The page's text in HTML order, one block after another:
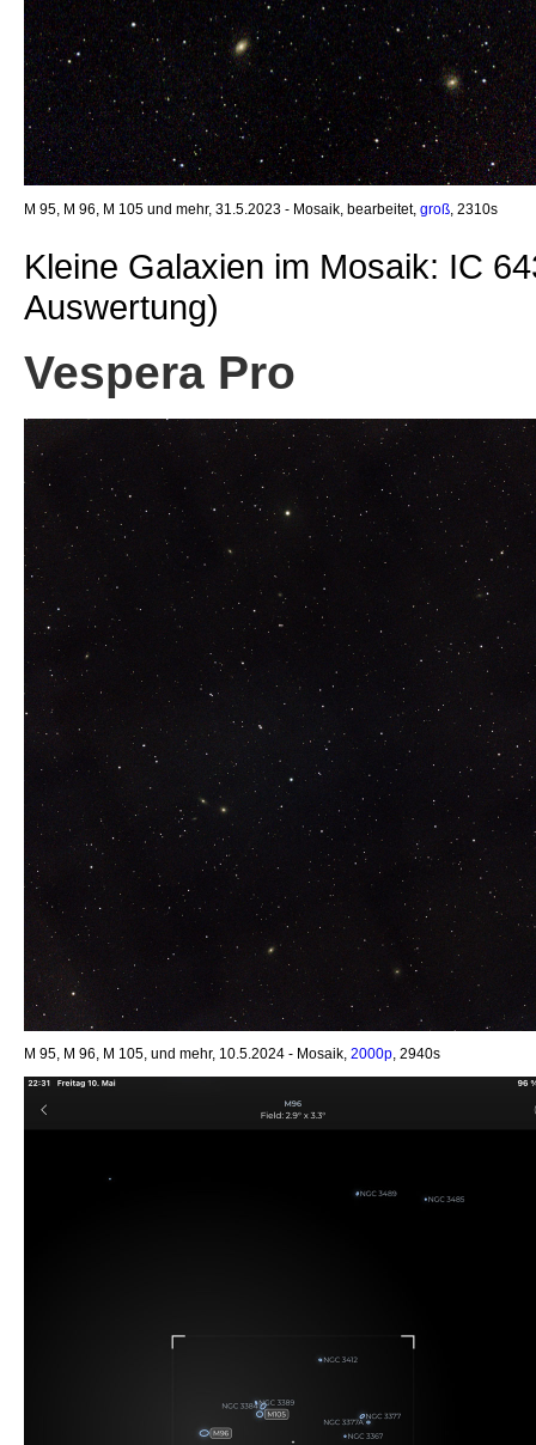
M 95, M 96, M 105 und mehr, 31.5.2023 - Mosaik, bearbeitet, groß , 2310s
Kleine Galaxien im Mosaik: IC
Auswertung)
Vespera Pro
M 95, M 96, M 105, und mehr, 10.5.2024 - Mosaik, 2000p , 2940s